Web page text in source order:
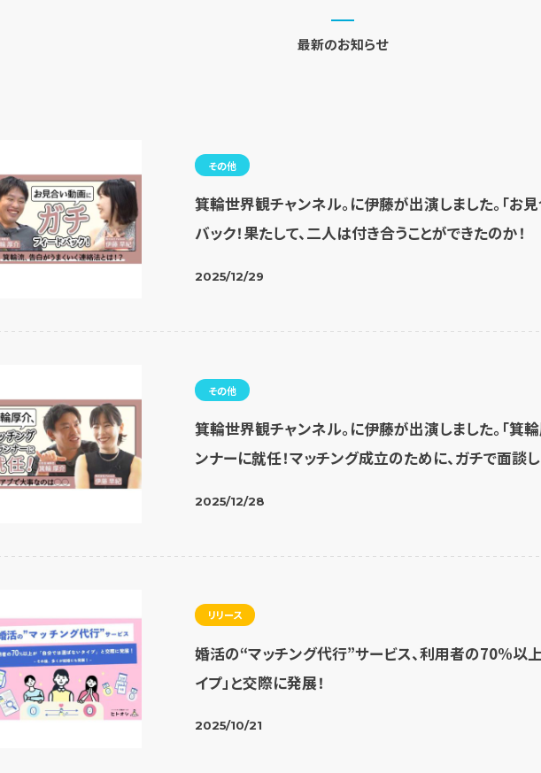
最新のお知らせ
その他
箕輪世界観チャンネル。に伊藤が出演しました。「お
バック！果たして、二人は付き合うことができたのか！
2025/12/29
その他
箕輪世界観チャンネル。に伊藤が出演しました。「箕
ンナーに就任！マッチング成立のために、ガチで面談し
2025/12/28
リリース
婚活の“マッチング代行”サービス、利用者の70%以
イプ」と交際に発展！
2025/10/21